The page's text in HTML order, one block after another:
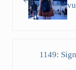
1149: